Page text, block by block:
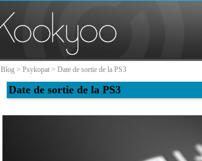
Blog > Psykopat > Date de sortie de la PS3
Date de sortie de la PS3